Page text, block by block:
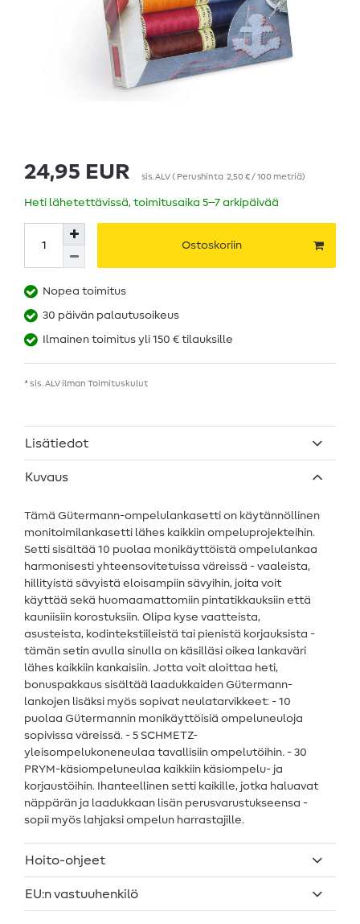
24,95 EUR sis. ALV( Perushinta 2,50 € / 100 metriä)
Heti lähetettävissä, toimitusaika 5–7 arkipäivää
Ostoskoriin
Nopea toimitus
30 päivän palautusoikeus
Ilmainen toimitus yli 150 € tilauksille
* sis. ALV ilman Toimituskulut
Lisätiedot
Kuvaus
Tämä Gütermann-ompelulankasetti on käytännöllinen
monitoimilankasetti lähes kaikkiin ompeluprojekteihin.
Setti sisältää 10 puolaa monikäyttöistä ompelulankaa
harmonisesti yhteensovitetuissa väreissä - vaaleista,
hillityistä sävyistä eloisampiin sävyihin, joita voit
käyttää sekä huomaamattomiin pintatikkauksiin että
kauniisiin korostuksiin. Olipa kyse vaatteista,
asusteista, kodintekstiileistä tai pienistä korjauksista -
tämän setin avulla sinulla on käsilläsi oikea lankaväri
lähes kaikkiin kankaisiin. Jotta voit aloittaa heti,
bonuspakkaus sisältää laadukkaiden Gütermann-
lankojen lisäksi myös sopivat neulatarvikkeet: - 10
puolaa Gütermannin monikäyttöisiä ompeluneuloja
sopivissa väreissä. - 5 SCHMETZ-
yleisompelukoneneulaa tavallisiin ompelutöihin. - 30
PRYM-käsiompeluneulaa kaikkiin käsiompelu- ja
korjaustöihin. Ihanteellinen setti kaikille, jotka haluavat
näppärän ja laadukkaan lisän perusvarustukseensa -
sopii myös lahjaksi ompelun harrastajille.
Hoito-ohjeet
EU:n vastuuhenkilö